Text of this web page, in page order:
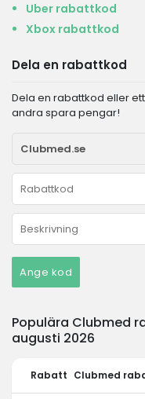
Uber rabattkod
Xbox rabattkod
Dela en rabattkod
Dela en rabattkod eller
andra spara pengar!
Ange kod
Populära Clubmed
augusti 2026
Rabatt Clubmed